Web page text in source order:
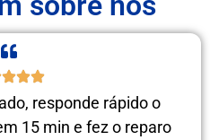
responde rápido o
15 min e fez o reparo